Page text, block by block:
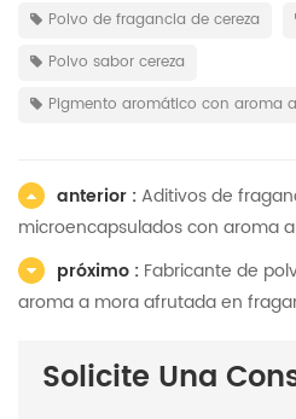
Polvo de fragancia de cereza
Polvo sabor cereza
Pigmento aromático con aroma
anterior :Aditivos de
microencapsulados con aroma
próximo : Fabricante de
aroma a mora afrutada en
Solicite Una